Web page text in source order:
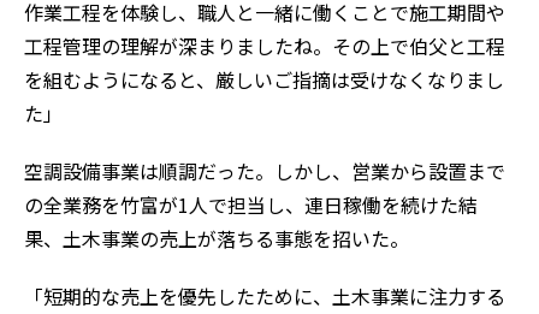
作業工程を体験し、職人と一緒に働くことで施工期間や
工程管理の理解が深まりましたね。その上で伯父と工程
を組むようになると、厳しいご指摘は受けなくなりまし
た」
空調設備事業は順調だった。しかし、営業から設置まで
の全業務を竹富が1人で担当し、連日稼働を続けた結
果、土木事業の売上が落ちる事態を招いた。
「短期的な売上を優先したために、土木事業に注力する